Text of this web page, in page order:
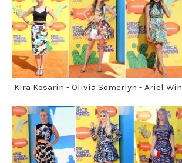
Kira Kosarin - Olivia Somerlyn - Ariel